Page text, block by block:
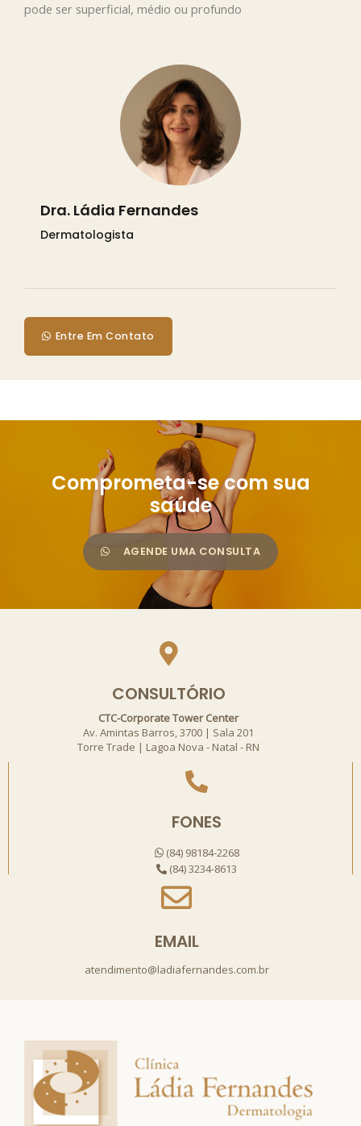
pode ser superficial, médio ou profundo
Dra. Ládia Fernandes
Dermatologista
Entre Em Contato
Comprometa-se com sua
saúde
AGENDE UMA CONSULTA
CONSULTÓRIO
CTC-Corporate Tower Center
Av. Amintas Barros, 3700 | Sala 201
Torre Trade | Lagoa Nova - Natal - RN
FONES
(84) 98184-2268
(84) 3234-8613
EMAIL
atendimento@ladiafernandes.com.br